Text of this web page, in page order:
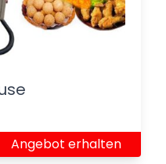
Angebot erhalten